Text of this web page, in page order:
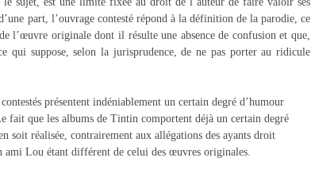
part, l’ouvrage contesté répond à la définition de la parodie, ce
l’œuvre originale dont il résulte une absence de confusion et que,
qui suppose, selon la jurisprudence, de ne pas porter au ridicule
présentent indéniablement un certain degré d’humour
fait que les albums de Tintin comportent déjà un certain degré
soit réalisée, contrairement aux allégations des ayants droit
ami Lou étant différent de celui des œuvres originales.